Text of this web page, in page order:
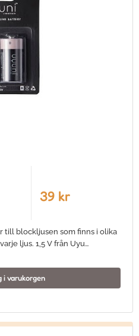
39 kr
till blockljusen som finns i olika
ljus. 1,5 V från Uyu…
i varukorgen